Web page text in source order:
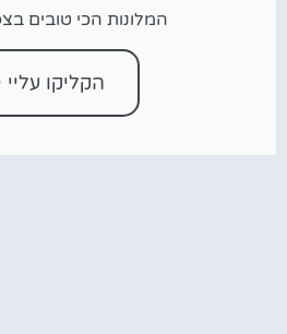
המלונות הכי טובים
הקליקו עליי